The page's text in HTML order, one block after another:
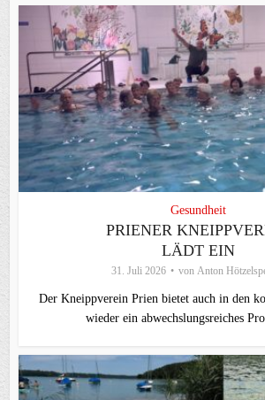
Gesundheit
PRIENER
LÄDT EIN
31. Juli 2026 von Anton
Der Kneippverein Prien bietet auch in den
wieder ein abwechslungsreiches